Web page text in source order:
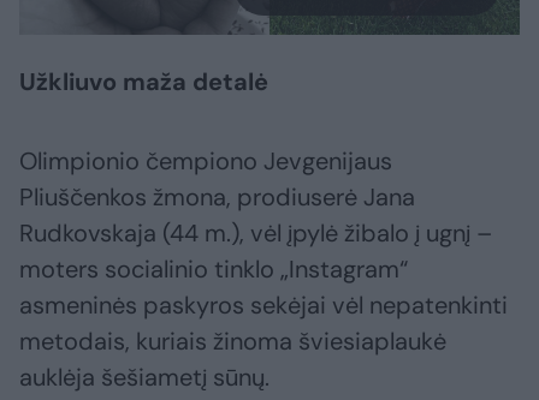
Užkliuvo maža detalė
Olimpionio čempiono Jevgenijaus
Pliuščenkos žmona, prodiuserė Jana
Rudkovskaja (44 m.), vėl įpylė žibalo į ugnį –
moters socialinio tinklo „Instagram“
asmeninės paskyros sekėjai vėl nepatenkinti
metodais, kuriais žinoma šviesiaplaukė
auklėja šešiametį sūnų.